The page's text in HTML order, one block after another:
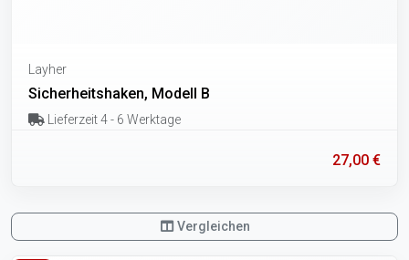
Layher
Sicherheitshaken, Modell B
Lieferzeit 4 - 6 Werktage
27,00 €
Vergleichen